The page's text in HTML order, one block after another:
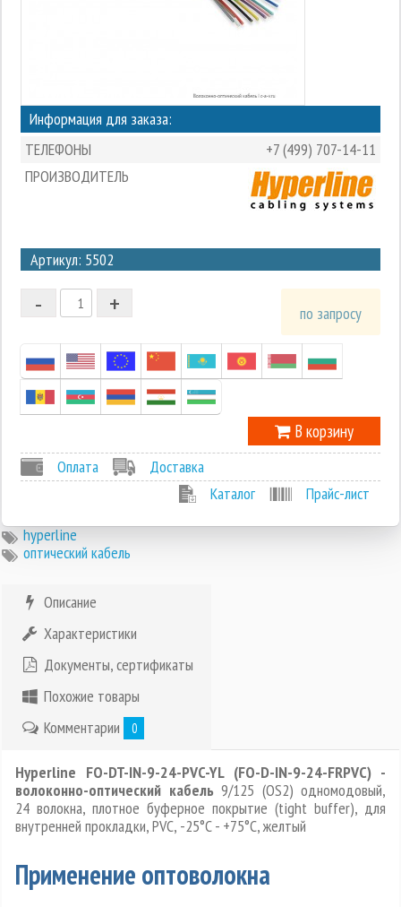
Информация для заказа:
ТЕЛЕФОНЫ
+7 (499) 707-14-11
ПРОИЗВОДИТЕЛЬ
Артикул: 5502
2
1
-1
+
- по запросу
В корзину
Оплата
Доставка
Каталог
Прайс-лист
hyperline
оптический кабель
Описание
Характеристики
Документы, сертификаты
Похожие товары
Комментарии
0
Hyperline FO-DT-IN-9-24-PVC-YL (FO-D-IN-9-24-FRPVC) -
волоконно-оптический кабель9/125 (OS2) одномодовый,
24 волокна, плотное буферное покрытие (tight buffer), для
внутренней прокладки, PVC, -25°C - +75°C, желтый
Применение оптоволокна